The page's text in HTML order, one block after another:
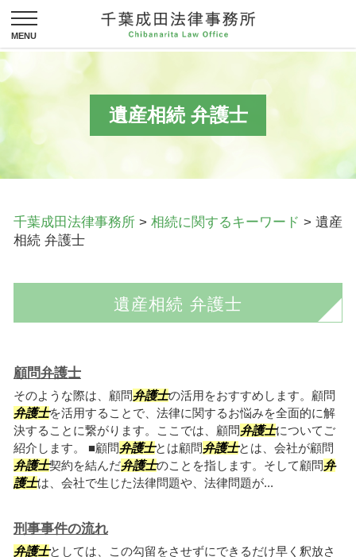
遺産相続 弁護士
千葉成田法律事務所 > 相続に関するキーワード > 遺産
相続 弁護士
遺産相続 弁護士
顧問弁護士
そのような際は、顧問弁護士の活用をおすすめします。顧問
弁護士を活用することで、法律に関するお悩みを全面的に解
決することに繋がります。ここでは、顧問弁護士についてご
紹介します。 ■顧問弁護士とは顧問弁護士とは、会社が顧問
弁護士契約を結んだ弁護士のことを指します。そして顧問弁
護士は、会社で生じた法律問題や、法律問題が...
刑事事件の流れ
弁護士としては、この勾留をさせずにできるだけ早く釈放さ